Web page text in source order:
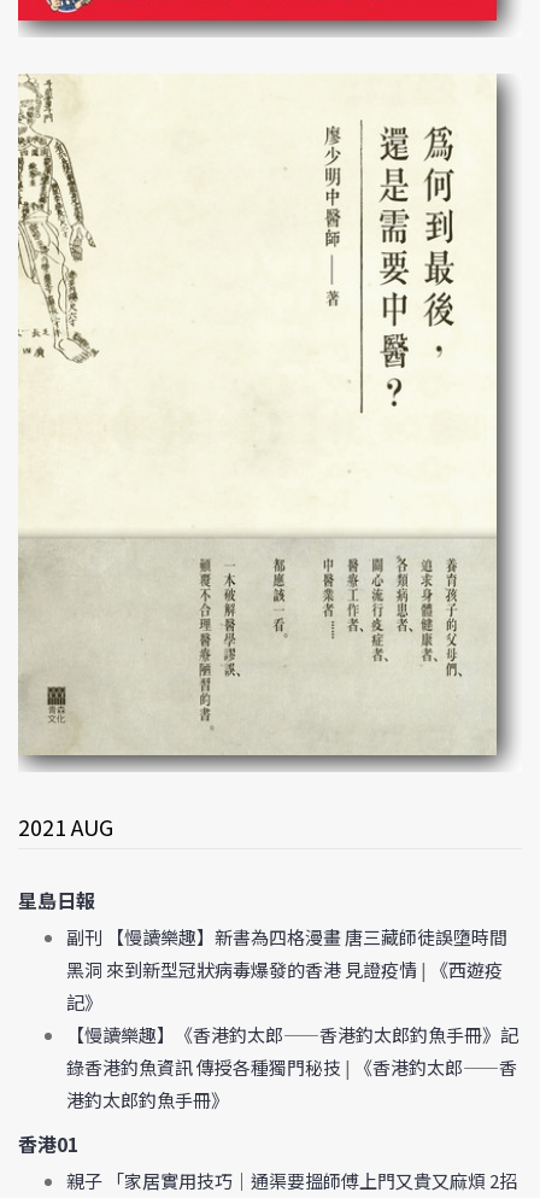
2021 AUG
星島日報
副刊 【慢讀樂趣】新書為四格漫畫 唐三藏師徒誤墮時間
黑洞 來到新型冠狀病毒爆發的香港 見證疫情|
《西遊疫
記》
【慢讀樂趣】《香港釣太郎——香港釣太郎釣魚手冊》記
錄香港釣魚資訊 傳授各種獨門秘技 |
《香港釣太郎——香
港釣太郎釣魚手冊》
香港01
親子 「家居實用技巧｜通渠要搵師傅上門又貴又麻煩 2招